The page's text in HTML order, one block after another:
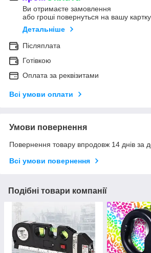
Ви отримаєте замовлення
або гроші повернуться на вашу картку
Детальніше
Післяплата
Готівкою
Оплата за реквізитами
Всі умови оплати
Умови повернення
Повернення товару впродовж 14 днів за
Всі умови повернення
Подібні товари компанії